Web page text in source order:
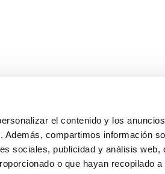
el contenido y los
compartimos información
sociales, publicidad y análisis web,
o que hayan recopilado